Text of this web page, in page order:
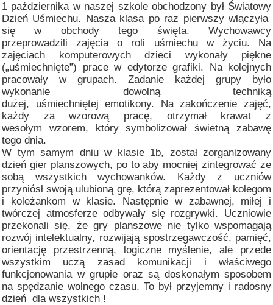
1 października w naszej szkole obchodzony był Światowy
Dzień Uśmiechu. Nasza klasa po raz pierwszy włączyła
się w obchody tego święta. Wychowawcy
przeprowadzili zajęcia o roli uśmiechu w życiu. Na
zajęciach komputerowych dzieci wykonały piękne
(„uśmiechnięte”) prace w edytorze grafiki. Na kolejnych
pracowały w grupach. Zadanie każdej grupy było
wykonanie dowolną techniką
dużej, uśmiechniętej emotikony. Na zakończenie zajęć,
każdy za wzorową pracę, otrzymał krawat z
wesołym wzorem, który symbolizował świetną zabawę
tego dnia.
W tym samym dniu w klasie 1b, został zorganizowany
dzień gier planszowych, po to aby mocniej zintegrować ze
sobą wszystkich wychowanków. Każdy z uczniów
przyniósł swoją ulubioną grę, którą zaprezentował kolegom
i koleżankom w klasie. Następnie w zabawnej, miłej i
twórczej atmosferze odbywały się rozgrywki. Uczniowie
przekonali się, że gry planszowe nie tylko wspomagają
rozwój intelektualny, rozwijają spostrzegawczość, pamięć,
orientację przestrzenną, logiczne myślenie, ale przede
wszystkim uczą zasad komunikacji i właściwego
funkcjonowania w grupie oraz są doskonałym sposobem
na spędzanie wolnego czasu. To był przyjemny i radosny
dzień dla wszystkich !